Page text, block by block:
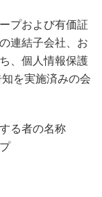
プおよび有価証
連結子会社、お
、個人情報保護
を実施済みの会
る者の名称